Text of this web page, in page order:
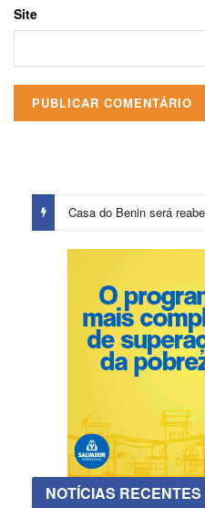
Site
NOTÍCIAS RECENTES